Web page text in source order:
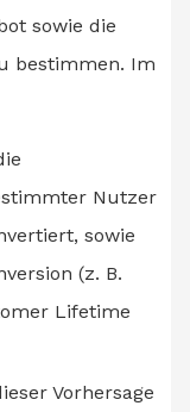
sowie die
bestimmen. Im
Nutzer
sowie
(z. B.
Lifetime
Vorhersage